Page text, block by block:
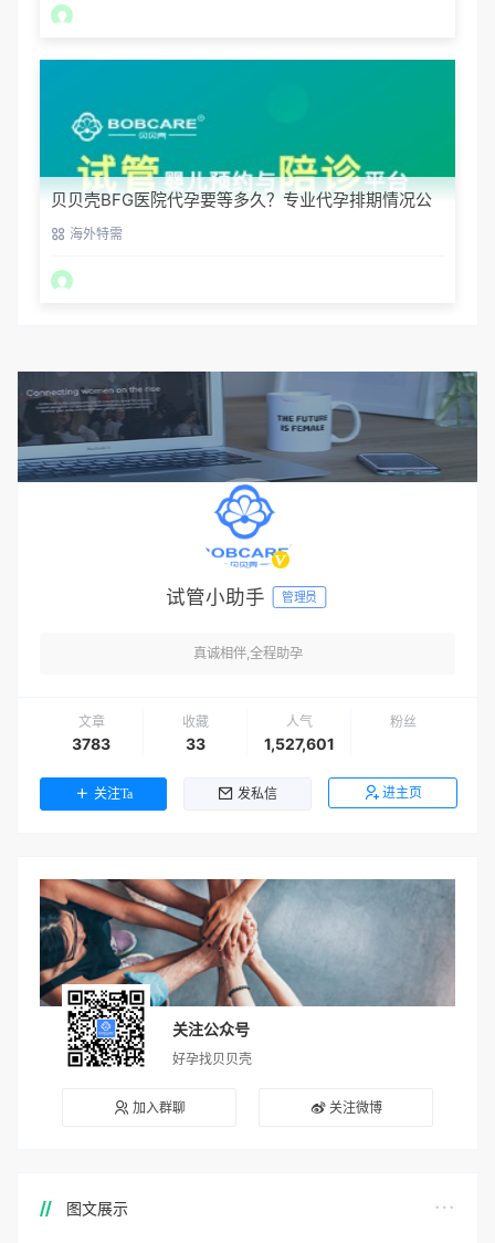
贝贝壳BFG医院代孕要等多久？专业代孕排期情况公
开 海外特需
试管小助手 管理员
真诚相伴,全程助孕
文章
3783
收藏
33
人气
1,527,601
粉丝
关注Ta 发私信 进主页
关注公众号
好孕找贝贝壳
加入群聊 关注微博
图文展示